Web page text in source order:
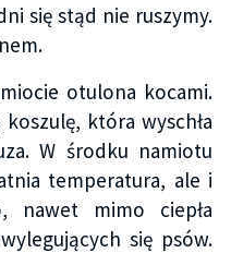
się stąd nie ruszymy.
otulona kocami.
która wyschła
W środku namiotu
temperatura, ale i
nawet mimo ciepła
się psów.